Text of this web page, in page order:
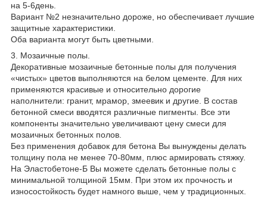
на 5-6день.
Вариант №2 незначительно дороже, но обеспечивает лучшие
защитные характеристики.
Оба варианта могут быть цветными.
3. Мозаичные полы.
Декоративные мозаичные бетонные полы для получения
«чистых» цветов выполняются на белом цементе. Для них
применяются красивые и относительно дорогие
наполнители: гранит, мрамор, змеевик и другие. В состав
бетонной смеси вводятся различные пигменты. Все эти
компоненты значительно увеличивают цену смеси для
мозаичных бетонных полов.
Без применения добавок для бетона Вы вынуждены делать
толщину пола не менее 70-80мм, плюс армировать стяжку.
На Эластобетоне-Б Вы можете сделать бетонные полы с
минимальной толщиной 15мм. При этом их прочность и
износостойкость будет намного выше, чем у традиционных.